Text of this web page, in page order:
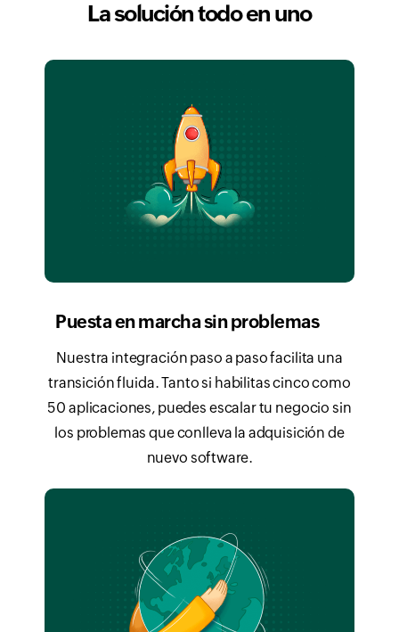
La solución todo en uno
Puesta en marcha sin problemas
Nuestra integración paso a paso facilita una
transición fluida. Tanto si habilitas cinco como
50 aplicaciones, puedes escalar tu negocio sin
los problemas que conlleva la adquisición de
nuevo software.